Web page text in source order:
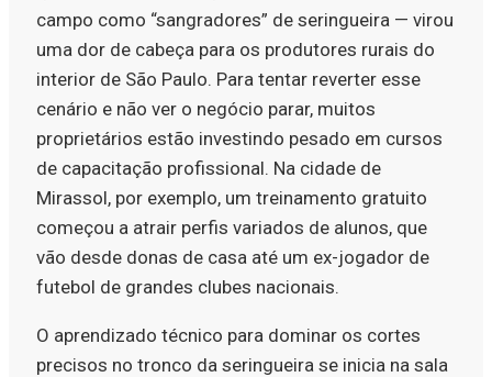
campo como “sangradores” de seringueira — virou
uma dor de cabeça para os produtores rurais do
interior de São Paulo. Para tentar reverter esse
cenário e não ver o negócio parar, muitos
proprietários estão investindo pesado em cursos
de capacitação profissional. Na cidade de
Mirassol, por exemplo, um treinamento gratuito
começou a atrair perfis variados de alunos, que
vão desde donas de casa até um ex-jogador de
futebol de grandes clubes nacionais.
O aprendizado técnico para dominar os cortes
precisos no tronco da seringueira se inicia na sala